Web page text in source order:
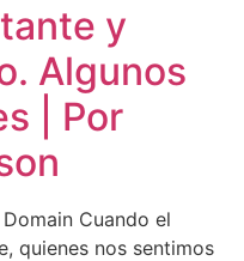
y
Algunos
| Por
Cuando el
quienes nos sentimos